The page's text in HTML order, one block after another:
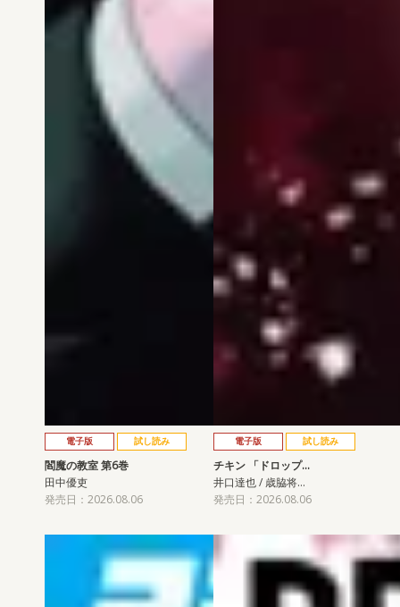
電子版 試し読み
閻魔の教室 第6巻
田中優吏
発売日：2026.08.06
電子版 試し読み
チキン 「ドロップ…
井口達也 / 歳脇将…
発売日：2026.08.06